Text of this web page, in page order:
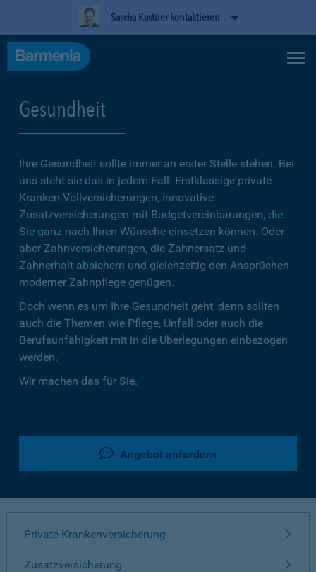
Sascha Kastner kontaktieren
Gesundheit
Ihre Gesundheit sollte immer an erster Stelle stehen. Bei
uns steht sie das in jedem Fall. Erstklassige private
Kranken-Vollversicherungen, innovative
Zusatzversicherungen mit Budgetvereinbarungen, die
Sie ganz nach Ihren Wünsche einsetzen können. Oder
aber Zahnversicherungen, die Zahnersatz und
Zahnerhalt absichern und gleichzeitig den Ansprüchen
moderner Zahnpflege genügen.
Doch wenn es um Ihre Gesundheit geht, dann sollten
auch die Themen wie Pflege, Unfall oder auch die
Berufsunfähigkeit mit in die Überlegungen einbezogen
werden.
Wir machen das für Sie.
Angebot anfordern
Private Krankenversicherung
Zusatzversicherung